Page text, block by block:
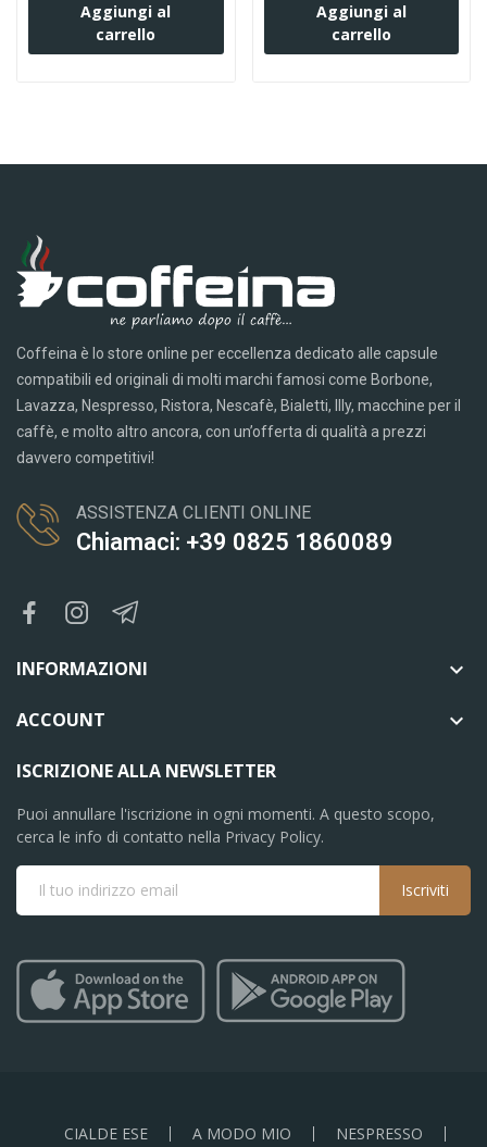
Aggiungi al
carrello
Aggiungi al
carrello
Coffeina è lo store online per eccellenza dedicato alle capsule
compatibili ed originali di molti marchi famosi come Borbone,
Lavazza, Nespresso, Ristora, Nescafè, Bialetti, Illy, macchine per il
caffè, e molto altro ancora, con un’offerta di qualità a prezzi
davvero competitivi!
ASSISTENZA CLIENTI ONLINE
Chiamaci: +39 0825 1860089
INFORMAZIONI 
ACCOUNT 
ISCRIZIONE ALLA NEWSLETTER
Puoi annullare l'iscrizione in ogni momenti. A questo scopo,
cerca le info di contatto nella Privacy Policy.
Iscriviti
CIALDE ESE A MODO MIO NESPRESSO